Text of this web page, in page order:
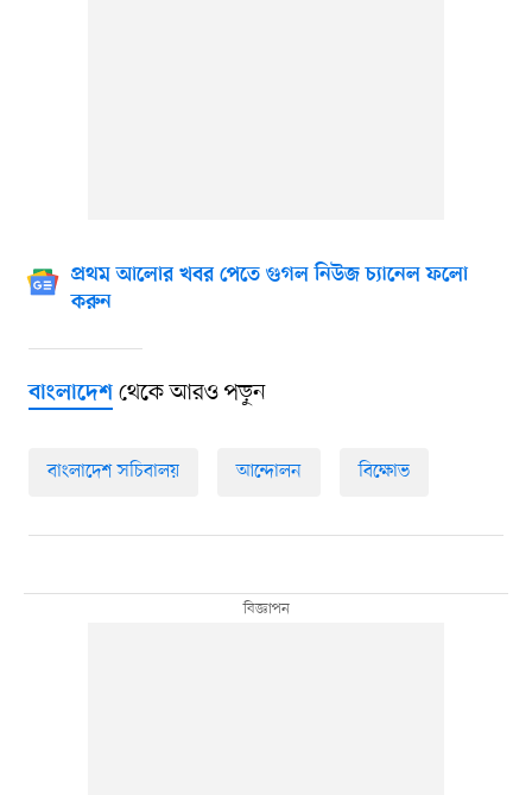
প্রথম আলোর খবর পেতে গুগল নিউজ চ্যানেল ফলো
করুন
বাংলাদেশথেকে আরও পড়ুন
বাংলাদেশ সচিবালয় আন্দোলন বিক্ষোভ